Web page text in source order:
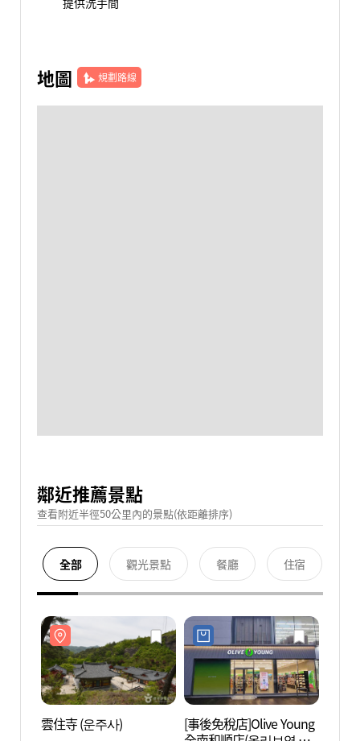
地圖 規劃路線
鄰近推薦景點
查看附近半徑50公里內的景點(依距離排序)
全部 觀光景點 餐廳 住宿
雲住寺 (운주사)
[事後免稅店]Olive Young